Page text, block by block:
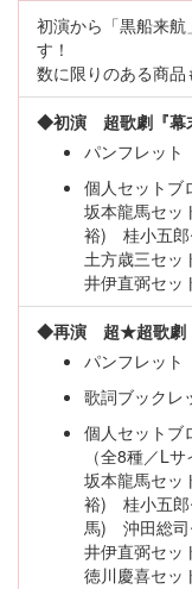
初演から「黒船来
す！
数に限りのある商品
◆初演 超歌劇『幕
パンフレット
個人セットブ
坂本龍馬セ
裕) 桂小五郎
土方歳三セ
井伊直弼セ
◆再演 超★超歌劇
パンフレット
歌詞ブックレ
個人セットブ
（全8種／L
坂本龍馬セ
裕) 桂小五郎
馬) 沖田総司
井伊直弼セ
徳川慶喜セッ